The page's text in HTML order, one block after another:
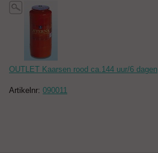
OUTLET Kaarsen rood ca.144 uur/6 dagen
Artikelnr: 090011